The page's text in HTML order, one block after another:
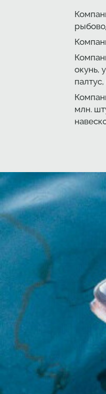
окунь,
млн.